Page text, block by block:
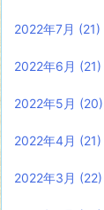
2022年7月 (21)
2022年6月 (21)
2022年5月 (20)
2022年4月 (21)
2022年3月 (22)